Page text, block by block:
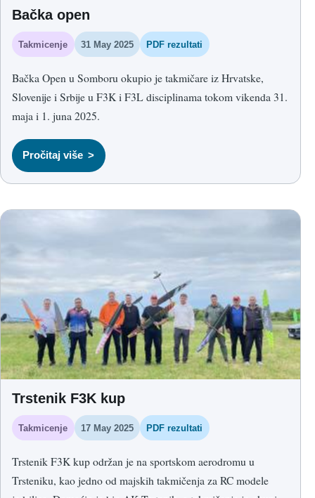
Bačka open
Takmicenje 31 May 2025 PDF rezultati
Bačka Open u Somboru okupio je takmičare iz Hrvatske,
Slovenije i Srbije u F3K i F3L disciplinama tokom vikenda 31.
maja i 1. juna 2025.
Pročitaj više
Trstenik F3K kup
Takmicenje 17 May 2025 PDF rezultati
Trstenik F3K kup održan je na sportskom aerodromu u
Trsteniku, kao jedno od majskih takmičenja za RC modele